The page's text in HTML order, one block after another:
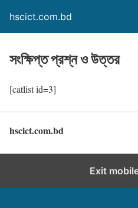
hscict.com.bd
সংক্ষিপ্ত প্রশ্ন ও উত্তর
[catlist id=3]
hscict.com.bd
Exit